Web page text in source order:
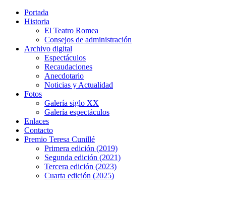
Portada
Historia
El Teatro Romea
Consejos de administración
Archivo digital
Espectáculos
Recaudaciones
Anecdotario
Noticias y Actualidad
Fotos
Galería siglo XX
Galería espectáculos
Enlaces
Contacto
Premio Teresa Cunillé
Primera edición (2019)
Segunda edición (2021)
Tercera edición (2023)
Cuarta edición (2025)